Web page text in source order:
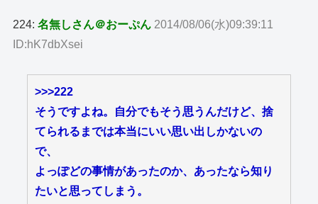
224:名無しさん＠おーぷん 2014/08/06(水)09:39:11
ID:hK7dbXsei
>>>222
そうですよね。自分でもそう思うんだけど、捨
てられるまでは本当にいい思い出しかないの
で、
よっぽどの事情があったのか、あったなら知り
たいと思ってしまう。